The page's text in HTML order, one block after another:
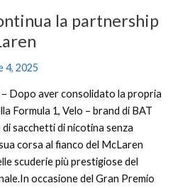
la partnership
4, 2025
Dopo aver consolidato la propria
Formula 1, Velo – brand di BAT
sacchetti di nicotina senza
corsa al fianco del McLaren
scuderie più prestigiose del
occasione del Gran Premio